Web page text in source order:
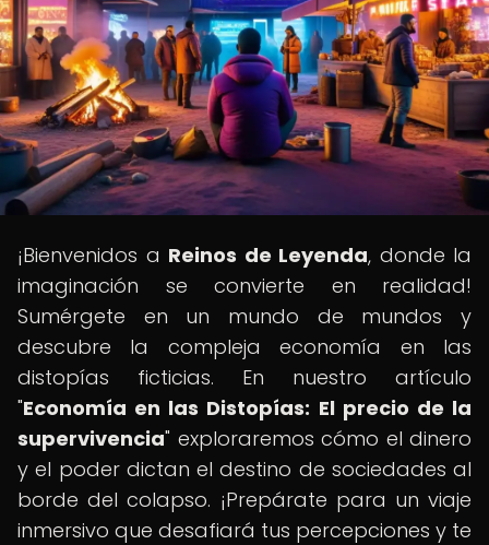
¡Bienvenidos a Reinos de Leyenda, donde la
imaginación se convierte en realidad!
Sumérgete en un mundo de mundos y
descubre la compleja economía en las
distopías ficticias. En nuestro artículo
"Economía en las Distopías: El precio de la
supervivencia" exploraremos cómo el dinero
y el poder dictan el destino de sociedades al
borde del colapso. ¡Prepárate para un viaje
inmersivo que desafiará tus percepciones y te